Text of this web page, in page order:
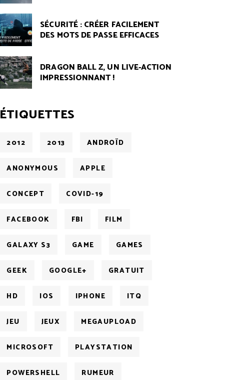
SÉCURITÉ : CRÉER FACILEMENT
DES MOTS DE PASSE EFFICACES
DRAGON BALL Z, UN LIVE-ACTION
IMPRESSIONNANT !
ÉTIQUETTES
2012 2013 ANDROÏD
ANONYMOUS APPLE
CONCEPT COVID-19
FACEBOOK FBI FILM
GALAXY S3 GAME GAMES
GEEK GOOGLE+ GRATUIT
HD IOS IPHONE ITQ
JEU JEUX MEGAUPLOAD
MICROSOFT PLAYSTATION
POWERSHELL RUMEUR